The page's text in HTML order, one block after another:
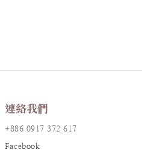
連絡我們
+886 0917 372 617
Facebook